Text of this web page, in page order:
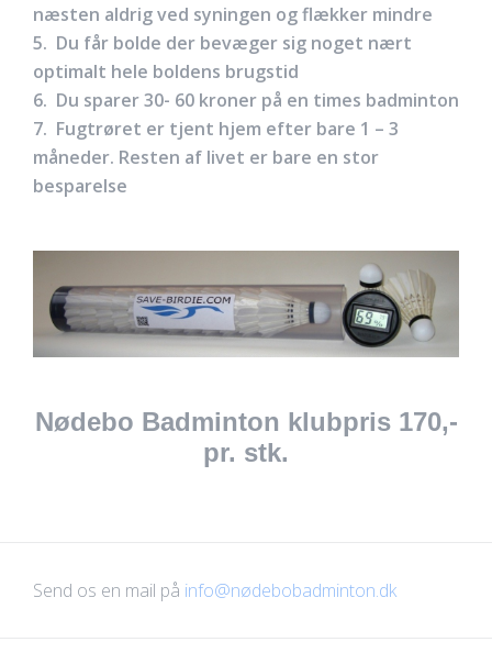
næsten aldrig ved syningen og flækker mindre
5. Du får bolde der bevæger sig noget nært
optimalt hele boldens brugstid
6. Du sparer 30- 60 kroner på en times badminton
7. Fugtrøret er tjent hjem efter bare 1 – 3
måneder. Resten af livet er bare en stor
besparelse
Nødebo Badminton klubpris 170,-
pr. stk.
Send os en mail på info@nødebobadminton.dk